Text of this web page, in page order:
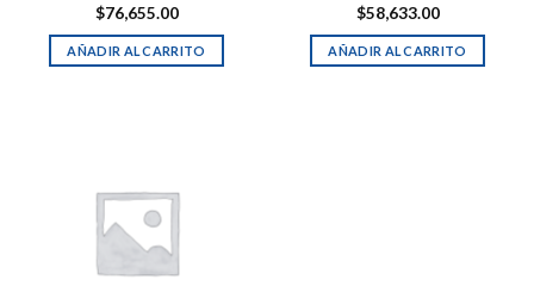
$76,655.00
AÑADIR AL CARRITO
$58,633.00
AÑADIR AL CARRITO